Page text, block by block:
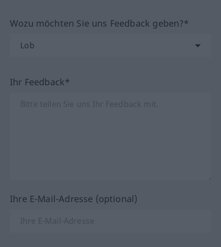
Wozu möchten Sie uns Feedback geben?*
Ihr Feedback*
Ihre E-Mail-Adresse (optional)